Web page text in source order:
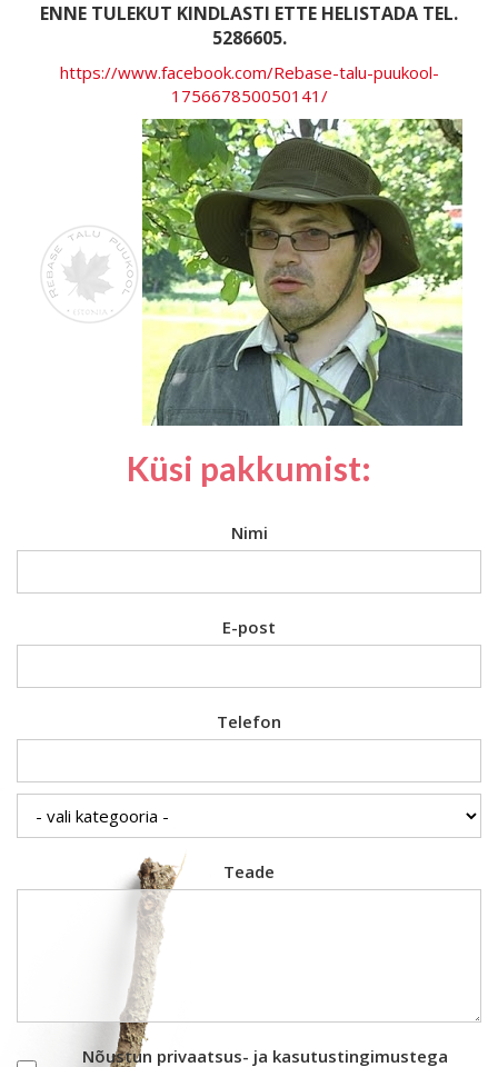
ENNE TULEKUT KINDLASTI ETTE HELISTADA TEL.
5286605.
https://www.facebook.com/Rebase-talu-puukool-
175667850050141/
Küsi pakkumist:
Nimi
E-post
Telefon
Teade
Nõustun privaatsus- ja kasutustingimustega